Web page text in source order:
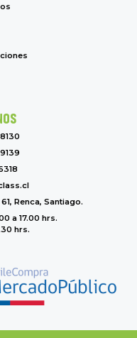
Renca, Santiago.
a 17.00 hrs.
hrs.